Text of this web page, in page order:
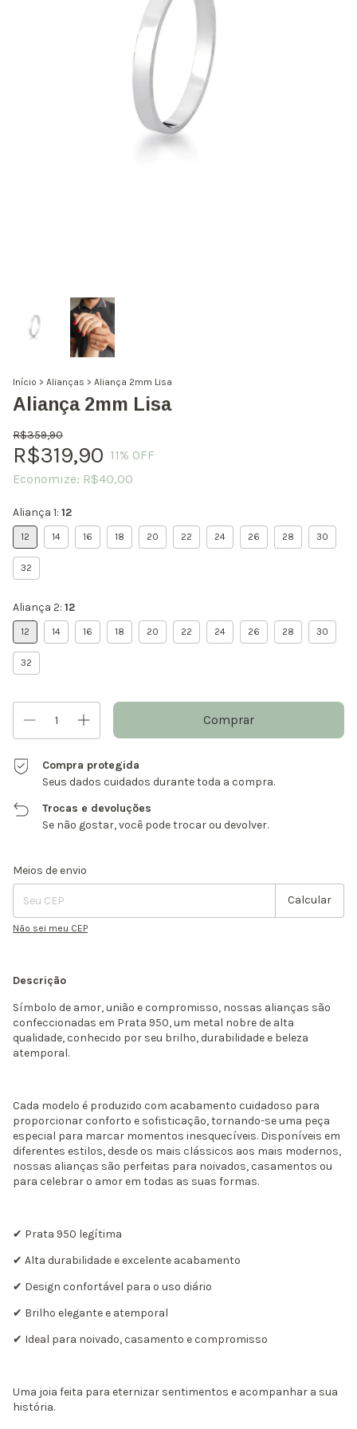
Início > Alianças > Aliança 2mm Lisa
Aliança 2mm Lisa
R$359,90
R$319,90 11% OFF
Economize: R$40,00
Aliança 1: 12
12 14 16 18 20 22 24 26 28 30
32
Aliança 2: 12
12 14 16 18 20 22 24 26 28 30
32
Compra protegida
Seus dados cuidados durante toda a compra.
Trocas e devoluções
Se não gostar, você pode trocar ou devolver.
Entregas para o CEP:
Meios de envio
Calcular
Não sei meu CEP
Descrição
Símbolo de amor, união e compromisso, nossas alianças são
confeccionadas em Prata 950, um metal nobre de alta
qualidade, conhecido por seu brilho, durabilidade e beleza
atemporal.
Cada modelo é produzido com acabamento cuidadoso para
proporcionar conforto e sofisticação, tornando-se uma peça
especial para marcar momentos inesquecíveis. Disponíveis em
diferentes estilos, desde os mais clássicos aos mais modernos,
nossas alianças são perfeitas para noivados, casamentos ou
para celebrar o amor em todas as suas formas.
✔ Prata 950 legítima
✔ Alta durabilidade e excelente acabamento
✔ Design confortável para o uso diário
✔ Brilho elegante e atemporal
✔ Ideal para noivado, casamento e compromisso
Uma joia feita para eternizar sentimentos e acompanhar a sua
história.